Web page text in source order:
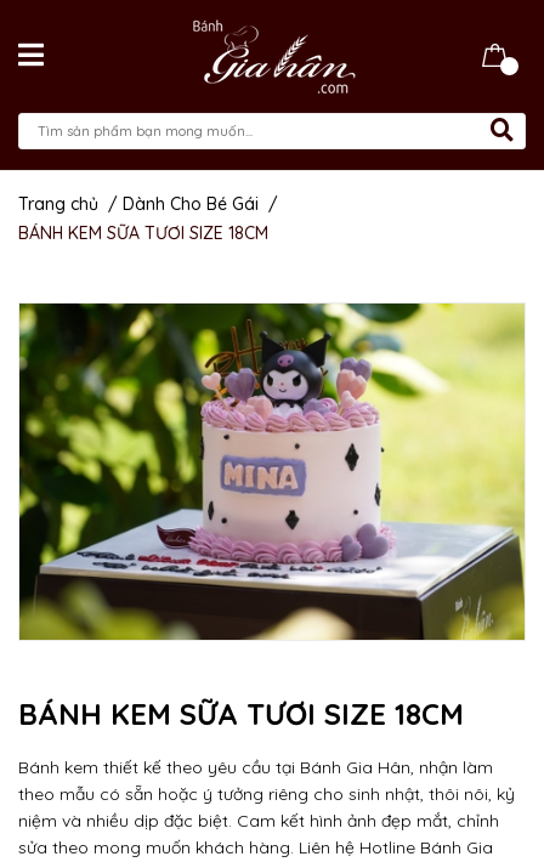
Trang chủ / Dành Cho Bé Gái /
BÁNH KEM SỮA TƯƠI SIZE 18CM
BÁNH KEM SỮA TƯƠI SIZE 18CM
Bánh kem thiết kế theo yêu cầu tại Bánh Gia Hân, nhận làm
theo mẫu có sẵn hoặc ý tưởng riêng cho sinh nhật, thôi nôi, kỷ
niệm và nhiều dịp đặc biệt. Cam kết hình ảnh đẹp mắt, chỉnh
sửa theo mong muốn khách hàng. Liên hệ Hotline Bánh Gia